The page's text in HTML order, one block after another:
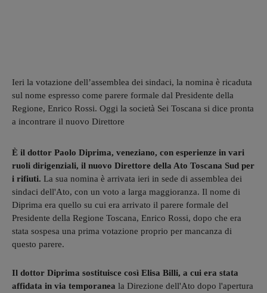
Ieri la votazione dell’assemblea dei sindaci, la nomina è ricaduta
sul nome espresso come parere formale dal Presidente della
Regione, Enrico Rossi. Oggi la società Sei Toscana si dice pronta
a incontrare il nuovo Direttore
È il dottor Paolo Diprima, veneziano, con esperienze in vari
ruoli dirigenziali, il nuovo Direttore della Ato Toscana Sud per
i rifiuti. La sua nomina è arrivata ieri in sede di assemblea dei
sindaci dell'Ato, con un voto a larga maggioranza. Il nome di
Diprima era quello su cui era arrivato il parere formale del
Presidente della Regione Toscana, Enrico Rossi, dopo che era
stata sospesa una prima votazione proprio per mancanza di
questo parere.
Il dottor Diprima sostituisce così Elisa Billi, a cui era stata
affidata in via temporanea la Direzione dell'Ato dopo l'apertura